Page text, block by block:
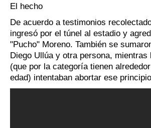
El hecho
De acuerdo a testimonios
ingresó por el túnel al estadio y
"Pucho" Moreno. También se
Diego Ullúa y otra persona, mientras
(que por la categoría tienen
edad) intentaban abortar ese